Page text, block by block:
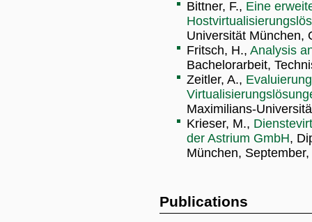
Bittner, F., Eine
Universität München,
Fritsch, H.,Analysis
Bachelorarbeit,
Zeitler, A.,
Maximilians-
Krieser, M.,
der Astrium GmbH,
München,
Publications